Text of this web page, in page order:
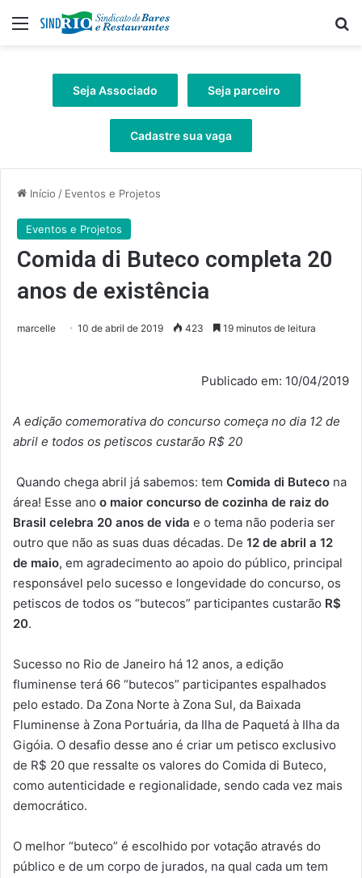
Menu
Seja Associado Seja parceiro
Cadastre sua vaga
Início / Eventos e Projetos
Eventos e Projetos
Comida di Buteco completa 20
anos de existência
marcelle 10 de abril de 2019 423 19 minutos de leitura
Publicado em: 10/04/2019
A edição comemorativa do concurso começa no dia 12 de
abril e todos os petiscos custarão R$ 20
Quando chega abril já sabemos: tem Comida di Buteco na
área! Esse ano o maior concurso de cozinha de raiz do
Brasil celebra 20 anos de vida e o tema não poderia ser
outro que não as suas duas décadas. De 12 de abril a 12
de maio, em agradecimento ao apoio do público, principal
responsável pelo sucesso e longevidade do concurso, os
petiscos de todos os “butecos” participantes custarão R$
20.
Sucesso no Rio de Janeiro há 12 anos, a edição
fluminense terá 66 “butecos” participantes espalhados
pelo estado. Da Zona Norte à Zona Sul, da Baixada
Fluminense à Zona Portuária, da Ilha de Paquetá à Ilha da
Gigóia. O desafio desse ano é criar um petisco exclusivo
de R$ 20 que ressalte os valores do Comida di Buteco,
como autenticidade e regionalidade, sendo cada vez mais
democrático.
O melhor “buteco” é escolhido por votação através do
público e de um corpo de jurados, na qual cada um tem